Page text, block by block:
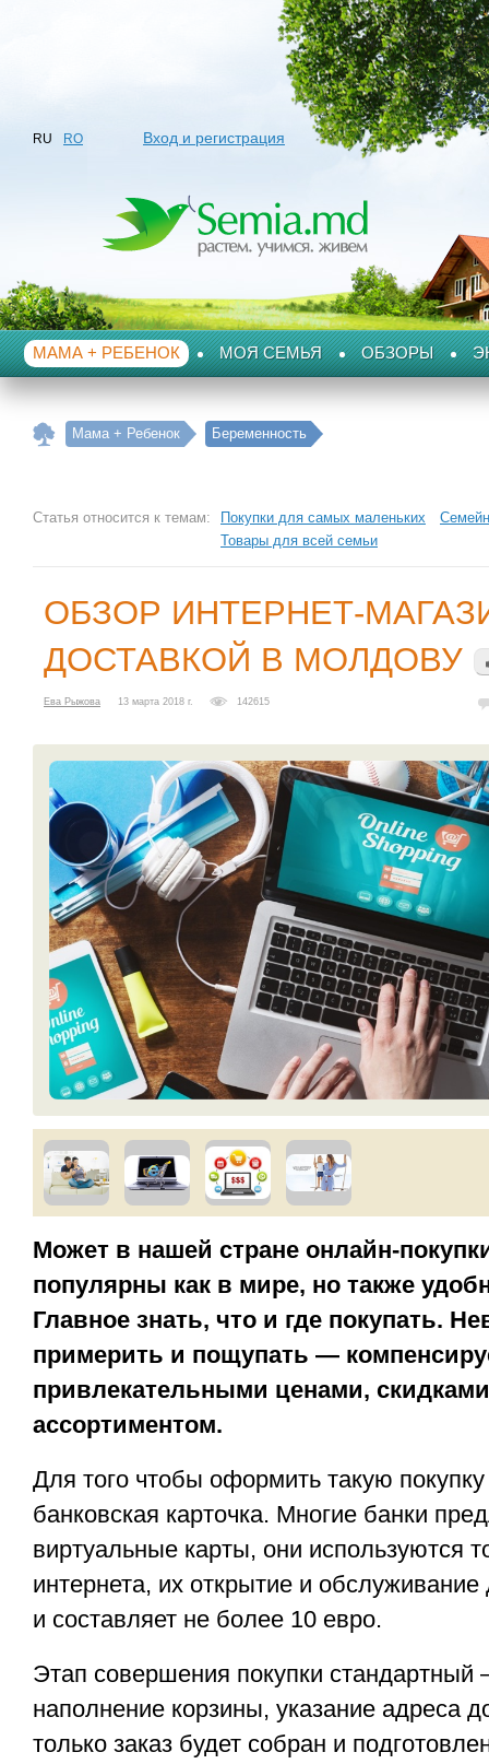
RU RO Вход и регистрация
МАМА + РЕБЕНОК МОЯ СЕМЬЯ ОБЗОРЫ
Мама + Ребенок Беременность
Статья относится к темам: Покупки для самых маленьких
Товары для всей семьи
ОБЗОР ИНТЕРНЕТ-
ДОСТАВКОЙ В МОЛДОВУ
Ева Рыжова 13 марта 2018 г. 142615
Может в нашей стране онлайн-
популярны как в мире, но также
Главное знать, что и где покупать.
примерить и пощупать —
привлекательными ценами,
ассортиментом.
Для того чтобы оформить такую
банковская карточка. Многие банки
виртуальные карты, они используются
интернета, их открытие и
и составляет не более 10 евро.
Этап совершения покупки стандартный
наполнение корзины, указание адреса
только заказ будет собран и